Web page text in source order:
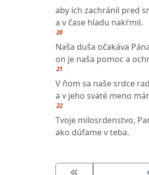
aby ich zachránil pred
a v čase hladu nakŕmil.
20
Naša duša očakáva
on je naša pomoc a
21
V ňom sa naše srdce
a v jeho sväté meno
22
Tvoje milosrdenstvo,
ako dúfame v teba.